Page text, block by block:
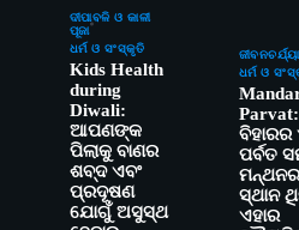
ଦୀପାବଳି ଓ କାଳୀ
ପୂଜା
ଧର୍ମ ଓ ସଂସ୍କୃତି
Kids Health
during
Diwali:
ଆପଣଙ୍କ
ପିଲାକୁ ବାଣର
ଶବ୍ଦ ଏବଂ
ପ୍ରଦୂଷଣ
ଯୋଗୁଁ ଅସୁସ୍ଥ
ଜୀବନଚର୍ଯ୍ୟା
ଧର୍ମ ଓ
Parvat:
ବିହାରର
ପର୍ବତ
ମନ୍ଥନର
ସ୍ଥାନ
ଏହାର